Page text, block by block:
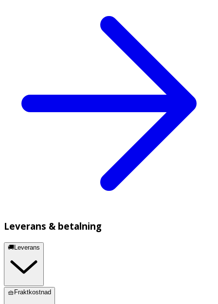
Leverans & betalning
🚚Leverans
🧺Fraktkostnad